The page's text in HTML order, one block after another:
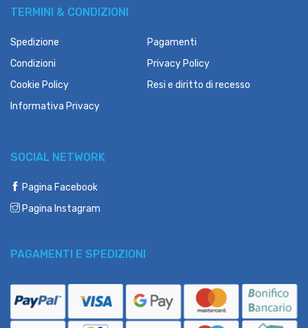
TERMINI & CONDIZIONI
Spedizione
Pagamenti
Condizioni
Privacy Policy
Cookie Policy
Resi e diritto di recesso
Informativa Privacy
SOCIAL NETWORK
Pagina Facebook
Pagina Instagram
PAGAMENTI E SPEDIZIONI